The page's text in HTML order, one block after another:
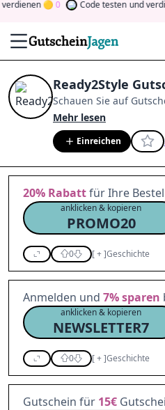
0 Code testen und
Ready2Style
Schauen Sie auf
Ready2Style
Mitglied der Community
indem Sie durch
mehr beitragen.
gewinnen Sie Geld
Mehr lesen
Einreichen
20% Rabattfür Ihre
anklicken & kopieren
PROMO20
0 [+]Geschichte
Anmelden und 7%sparen
anklicken & kopieren
NEWSLETTER7
0 [+]Geschichte
Gutschein für 15€